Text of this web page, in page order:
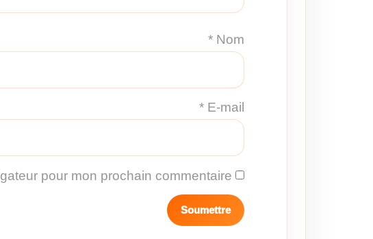
Nom
*
E-mail
*
pour mon prochain commentaire.